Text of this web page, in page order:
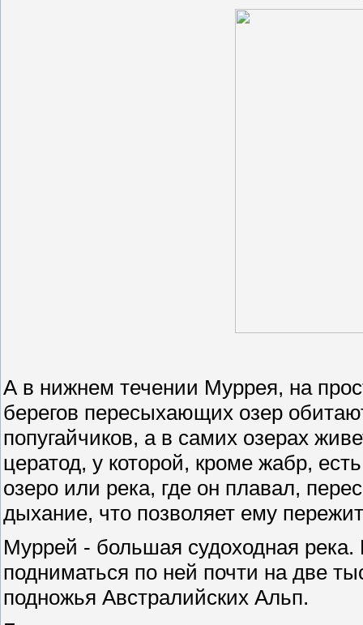
А в нижнем течении Муррея, на
берегов пересыхающих озер
попугайчиков, а в самих озерах
цератод, у которой, кроме жабр,
озеро или река, где он плавал,
дыхание, что позволяет ему
Муррей - большая судоходная
подниматься по ней почти на две
подножья Австралийских Альп.